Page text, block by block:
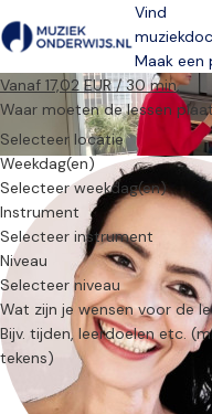
Open
Vind
Maak een
Vanaf 17,02 EUR / 30 min.
Waar moeten de lessen
Selecteer locatie
Weekdag(en)
Selecteer weekdag(en)
Instrument
Selecteer instrument
Niveau
Selecteer niveau
Wat zijn je wensen voor de